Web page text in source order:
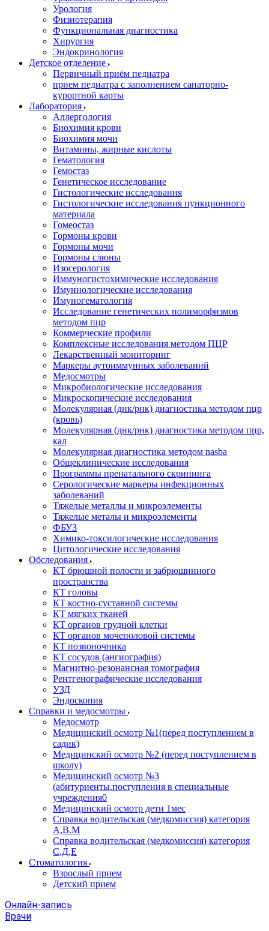
Урология
Физиотерапия
Функциональная диагностика
Хирургия
Эндокринология
Детское отделение
Первичный приём педиатра
прием педиатра с заполнением санаторно-
курортной карты
Лаборатория
Аллергология
Биохимия крови
Биохимия мочи
Витамины, жирные кислоты
Гематология
Гемостаз
Генетическое исследование
Гистологические исследования
Гистологические исследования пункционного
материала
Гомеостаз
Гормоны крови
Гормоны мочи
Гормоны слюны
Изосерология
Иммуногистохимические исследования
Имуннологические исследования
Имуногематология
Исследование генетических полиморфизмов
методом пцр
Коммерческие профили
Комплексные исследования методом ПЦР
Лекарственный мониторинг
Маркеры аутоиммунных заболеваний
Медосмотры
Микробиологические исследования
Микроскопические исследования
Молекулярная (днк/рнк) диагностика методом пцр
(кровь)
Молекулярная (днк/рнк) диагностика методом пцр,
кал
Молекулярная диагностика методом nasba
Общеклинические исследования
Программы пренатального скрининга
Серологические маркеры инфекционных
заболеваний
Тяжелые металлы и микроэлементы
Тяжелые металы и микроэлементы
ФБУЗ
Химико-токсилогические исследования
Цитологические исследования
Обследования
КТ брюшной полости и забрюшинного
пространства
КТ головы
КТ костно-суставной системы
КТ мягких тканей
КТ органов грудной клетки
КТ органов мочеполовой системы
КТ позвоночника
КТ сосудов (ангиография)
Магнитно-резонансная томография
Рентгенографические исследования
УЗД
Эндоскопия
Справки и медосмотры
Медосмотр
Медицинский осмотр №1(перед поступлением в
садик)
Медицинский осмотр №2 (перед поступлением в
школу)
Медицинский осмотр №3
(абитуриенты.поступления в специальные
учреждения0
Медицинский осмотр дети 1мес
Справка водительская (медкомиссия) категория
А,В.М
Справка водительская (медкомиссия) категория
С,Д,Е
Стоматология
Взрослый прием
Детский прием
Онлайн-запись
Врачи